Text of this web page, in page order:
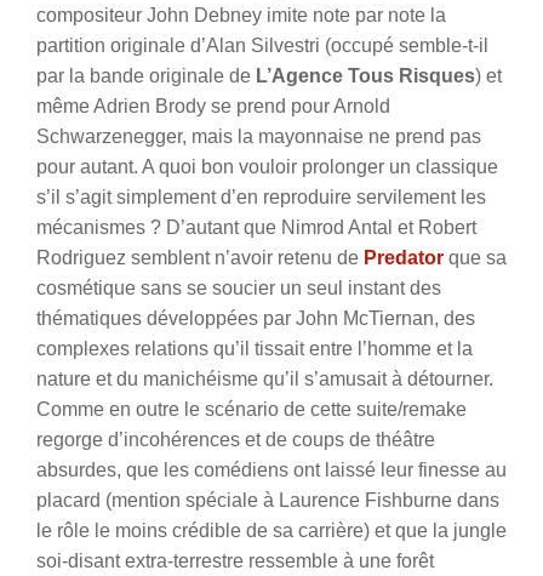
compositeur John Debney imite note par note la
partition originale d’Alan Silvestri (occupé semble-t-il
par la bande originale de L’Agence Tous Risques) et
même Adrien Brody se prend pour Arnold
Schwarzenegger, mais la mayonnaise ne prend pas
pour autant. A quoi bon vouloir prolonger un classique
s’il s’agit simplement d’en reproduire servilement les
mécanismes ? D’autant que Nimrod Antal et Robert
Rodriguez semblent n’avoir retenu de Predator que sa
cosmétique sans se soucier un seul instant des
thématiques développées par John McTiernan, des
complexes relations qu’il tissait entre l’homme et la
nature et du manichéisme qu’il s’amusait à détourner.
Comme en outre le scénario de cette suite/remake
regorge d’incohérences et de coups de théâtre
absurdes, que les comédiens ont laissé leur finesse au
placard (mention spéciale à Laurence Fishburne dans
le rôle le moins crédible de sa carrière) et que la jungle
soi-disant extra-terrestre ressemble à une forêt